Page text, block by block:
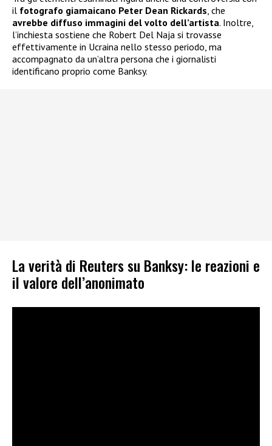
il fotografo giamaicano Peter Dean Rickards , che
avrebbe diffuso immagini del volto dell’artista. Inoltre,
l’inchiesta sostiene che Robert Del Naja si trovasse
effettivamente in Ucraina nello stesso periodo, ma
accompagnato da un’altra persona che i giornalisti
identificano proprio come Banksy.
La verità di Reuters su Banksy: le reazioni e
il valore dell’anonimato